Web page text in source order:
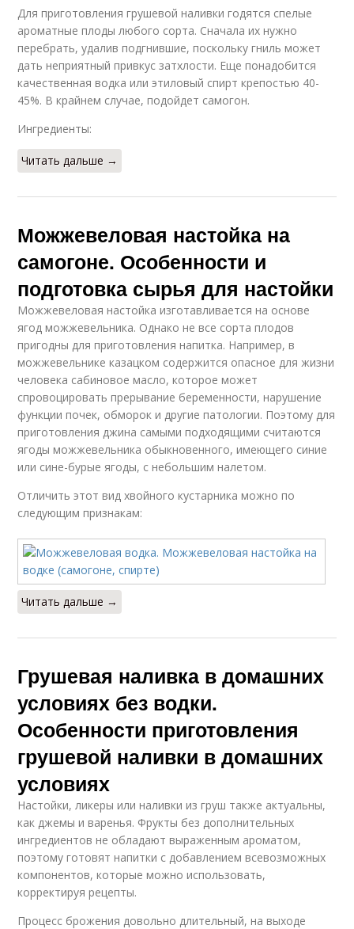
Для приготовления грушевой наливки годятся спелые
ароматные плоды любого сорта. Сначала их нужно
перебрать, удалив подгнившие, поскольку гниль может
дать неприятный привкус затхлости. Еще понадобится
качественная водка или этиловый спирт крепостью 40-
45%. В крайнем случае, подойдет самогон.
Ингредиенты:
Читать дальше →
Можжевеловая настойка на
самогоне. Особенности и
подготовка сырья для настойки
Можжевеловая настойка изготавливается на основе
ягод можжевельника. Однако не все сорта плодов
пригодны для приготовления напитка. Например, в
можжевельнике казацком содержится опасное для жизни
человека сабиновое масло, которое может
спровоцировать прерывание беременности, нарушение
функции почек, обморок и другие патологии. Поэтому для
приготовления джина самыми подходящими считаются
ягоды можжевельника обыкновенного, имеющего синие
или сине-бурые ягоды, с небольшим налетом.
Отличить этот вид хвойного кустарника можно по
следующим признакам:
Читать дальше →
Грушевая наливка в домашних
условиях без водки.
Особенности приготовления
грушевой наливки в домашних
условиях
Настойки, ликеры или наливки из груш также актуальны,
как джемы и варенья. Фрукты без дополнительных
ингредиентов не обладают выраженным ароматом,
поэтому готовят напитки с добавлением всевозможных
компонентов, которые можно использовать,
корректируя рецепты.
Процесс брожения довольно длительный, на выходе